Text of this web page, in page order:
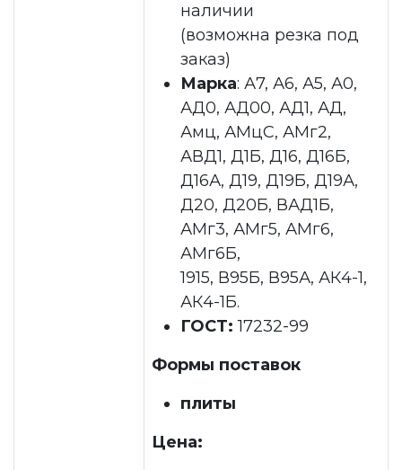
наличии
(возможна резка под
заказ)
Марка: А7, А6, А5, А0,
АД0, АД00, АД1, АД,
Амц, АМцС, АМг2,
АВД1, Д1Б, Д16, Д16Б,
Д16А, Д19, Д19Б, Д19А,
Д20, Д20Б, ВАД1Б,
АМг3, АМг5, АМг6,
АМг6Б,
1915, В95Б, В95А, АК4-1,
АК4-1Б.
ГОСТ:17232-99
Формы поставок
плиты
Цена: